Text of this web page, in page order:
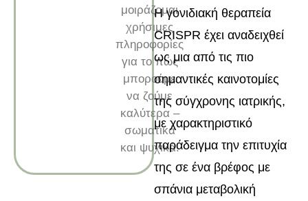
μοιράζομαι
χρήσιμες
πληροφορίες
για το πώς
μπορούμε
να ζούμε
καλύτερα –
σωματικά
και ψυχικά.
Η γονιδιακή θεραπεία
CRISPR έχει αναδειχθεί
ως μια από τις πιο
σημαντικές καινοτομίες
της σύγχρονης ιατρικής,
με χαρακτηριστικό
παράδειγμα την επιτυχία
της σε ένα βρέφος με
σπάνια μεταβολική